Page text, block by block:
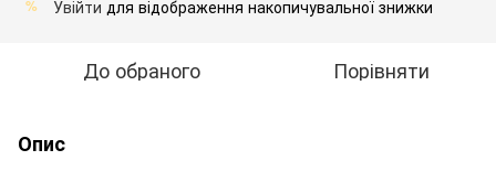
% Увійти для відображення накопичувальної знижки
До обраного Порівняти
Опис